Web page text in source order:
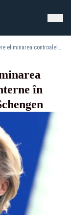
Comisia Europeană cere eliminarea controalelor la frontierele interne în mai multe state din spațiul Schengen
în